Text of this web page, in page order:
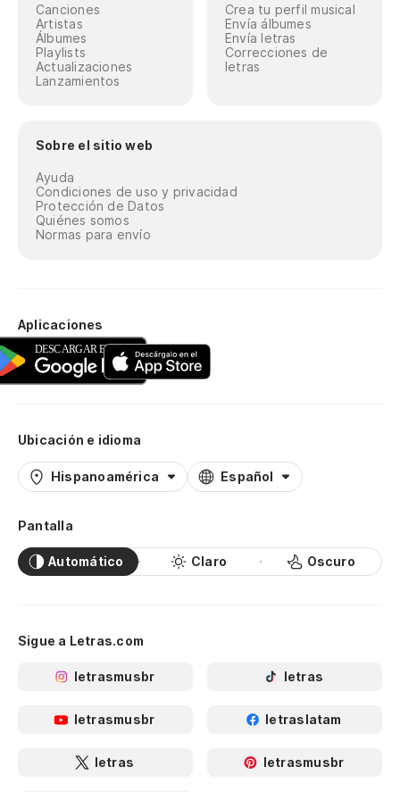
Canciones
Artistas
Álbumes
Playlists
Actualizaciones
Lanzamientos
Crea tu perfil musical
Envía álbumes
Envía letras
Correcciones de
letras
Sobre el sitio web
Ayuda
Condiciones de uso y privacidad
Protección de Datos
Quiénes somos
Normas para envío
Aplicaciones
Ubicación e idioma
Hispanoamérica Español
Pantalla
Automático Claro Oscuro
Sigue a Letras.com
letrasmusbr letras
letrasmusbr letraslatam
letras letrasmusbr